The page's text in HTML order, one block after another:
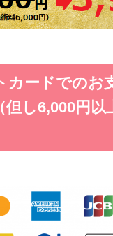
カードでのお
但し6,000円以